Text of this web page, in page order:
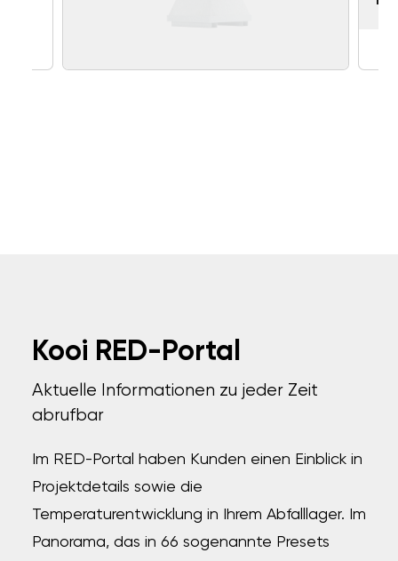
Kooi RED-Portal
Aktuelle Informationen zu jeder Zeit
abrufbar
Im RED-Portal haben Kunden einen Einblick in
Projektdetails sowie die
Temperaturentwicklung in Ihrem Abfalllager. Im
Panorama, das in 66 sogenannte Presets